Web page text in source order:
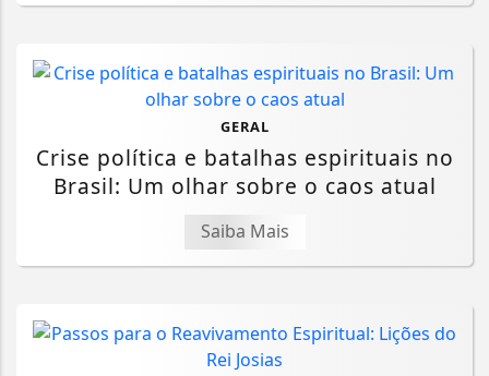
GERAL
Crise política e batalhas espirituais no
Brasil: Um olhar sobre o caos atual
Saiba Mais